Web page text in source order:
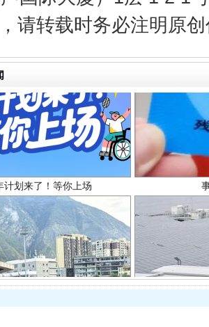
请转载时务必注明原
计划来了！等你上场
球赛在茂县开幕 规模